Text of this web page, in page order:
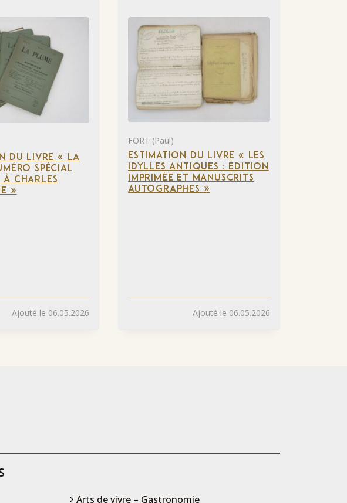
DU LIVRE « LA
SPÉCIAL
À CHARLES
»
Ajouté le 06.05.2026
FORT (Paul)
ESTIMATION DU LIVRE « LES
IDYLLES ANTIQUES : ÉDITION
IMPRIMÉE ET MANUSCRITS
AUTOGRAPHES »
Ajouté le 06.05.2026
Arts de vivre – Gastronomie